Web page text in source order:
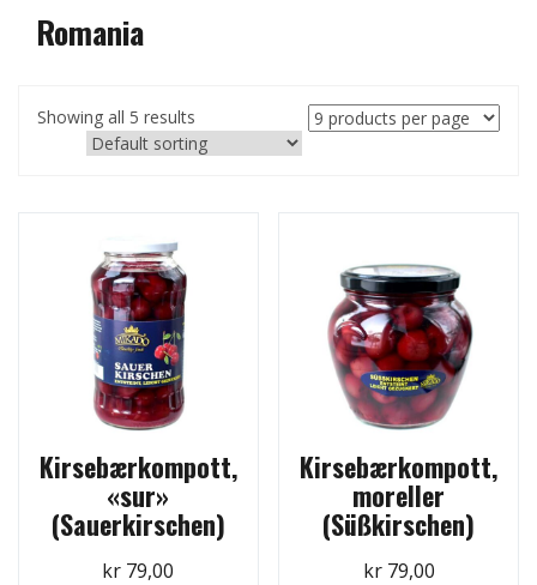
Romania
Showing all 5 results
Kirsebærkompott,
«sur»
(Sauerkirschen)
kr 79,00
Kirsebærkompott,
moreller
(Süßkirschen)
kr79,00